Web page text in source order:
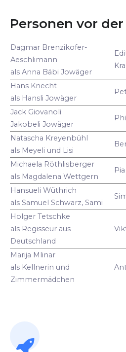
Personen vor
Dagmar Brenzikofer-
Aeschlimann
als Anna Bäbi Jowäger
Hans Knecht
als Hansli Jowäger
Jack Giovanoli
Jakobeli Jowäger
Natascha Kreyenbühl
als Meyeli und Lisi
Michaela Röthlisberger
als Magdalena Wettgern
Hansueli Wüthrich
als Samuel Schwarz, Sami
Holger Tetschke
als Regisseur aus
Deutschland
Marija Mlinar
als Kellnerin und
Zimmermädchen